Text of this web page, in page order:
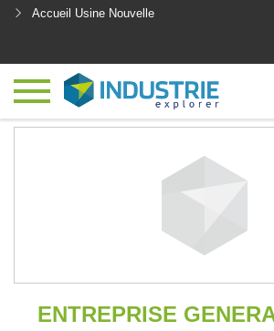
Accueil Usine Nouvelle
ENTREPRISE